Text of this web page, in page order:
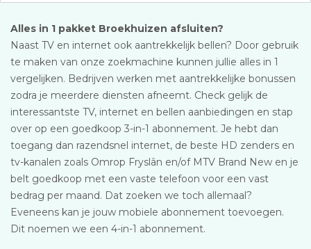
Alles in 1 pakket Broekhuizen afsluiten?
Naast TV en internet ook aantrekkelijk bellen? Door gebruik
te maken van onze zoekmachine kunnen jullie alles in 1
vergelijken. Bedrijven werken met aantrekkelijke bonussen
zodra je meerdere diensten afneemt. Check gelijk de
interessantste TV, internet en bellen aanbiedingen en stap
over op een goedkoop 3-in-1 abonnement. Je hebt dan
toegang dan razendsnel internet, de beste HD zenders en
tv-kanalen zoals Omrop Fryslân en/of MTV Brand New en je
belt goedkoop met een vaste telefoon voor een vast
bedrag per maand. Dat zoeken we toch allemaal?
Eveneens kan je jouw mobiele abonnement toevoegen.
Dit noemen we een 4-in-1 abonnement.